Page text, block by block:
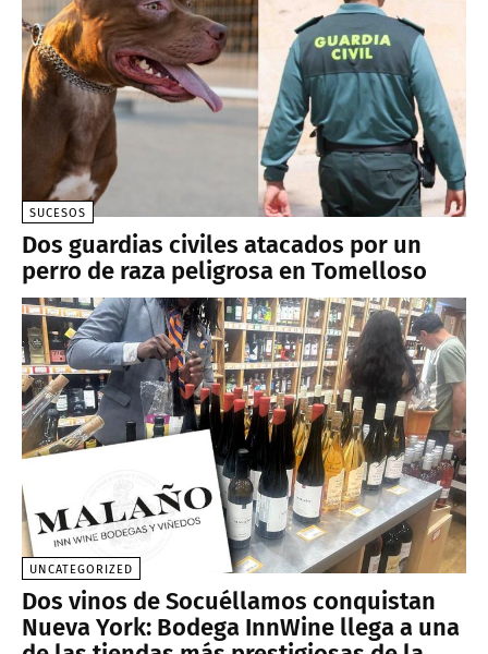
SUCESOS
Dos guardias civiles atacados por un
perro de raza peligrosa en Tomelloso
UNCATEGORIZED
Dos vinos de Socuéllamos conquistan
Nueva York: Bodega InnWine llega a una